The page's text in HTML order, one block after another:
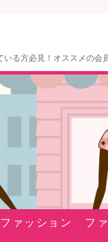
る方必見！オススメの
ファッション フ